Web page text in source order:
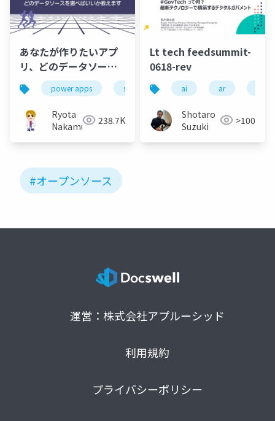
あなたが作りたいアプ
リ、どのデータソース
を選べばいいか教えま
す
power apps sharepoint excel microsoft
Ryota
Nakamura 238.7K
Lt tech feedsummit-
0618-rev
ai ar
Shotaro
Suzuki
>100
#オープンソース
運営：株式会社アプルーシッド
利用規約
プライバシーポリシー